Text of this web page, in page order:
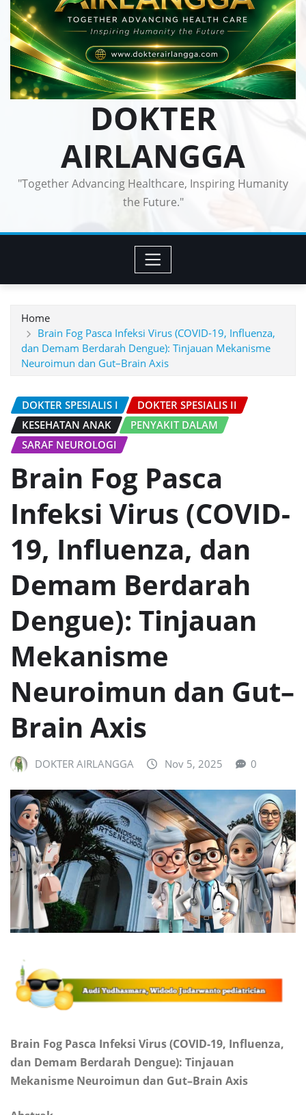
DOKTER
AIRLANGGA
"Together Advancing Healthcare, Inspiring Humanity
the Future."
Home
Brain Fog Pasca Infeksi Virus (COVID-19, Influenza,
dan Demam Berdarah Dengue): Tinjauan Mekanisme
Neuroimun dan Gut–Brain Axis
DOKTER SPESIALIS I
DOKTER SPESIALIS II
KESEHATAN ANAK
PENYAKIT DALAM
SARAF NEUROLOGI
Brain Fog Pasca
Infeksi Virus (COVID-
19, Influenza, dan
Demam Berdarah
Dengue): Tinjauan
Mekanisme
Neuroimun dan Gut–
Brain Axis
DOKTER AIRLANGGA Nov 5, 2025 0
Brain Fog Pasca Infeksi Virus (COVID-19, Influenza,
dan Demam Berdarah Dengue): Tinjauan
Mekanisme Neuroimun dan Gut–Brain Axis